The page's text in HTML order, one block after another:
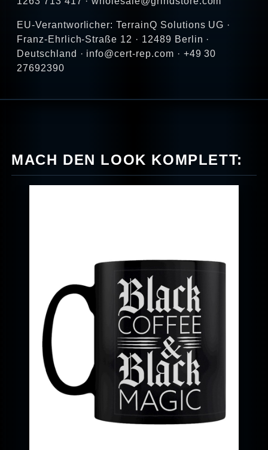
EU-Verantworlicher: TerrainQ Solutions UG ·
Franz-Ehrlich-Straße 12 · 12489 Berlin ·
Deutschland · info@cert-rep.com · +49 30
27692390
MACH DEN LOOK KOMPLETT: